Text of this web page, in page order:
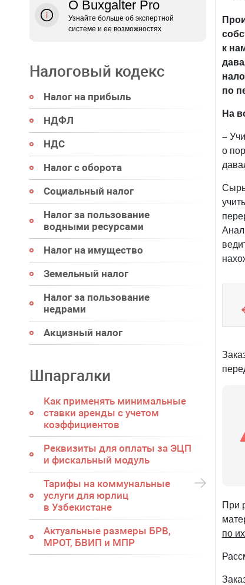
О Buxgalter Pro
Узнайте больше об экспертной
системе и ее возможностях
Налоговый кодекс
Налог на прибыль
НДФЛ
НДС
Налог с оборота
Социальный налог
Налог за пользование
водными ресурсами
Налог на имущество
Земельный налог
Налог за пользование
недрами
Акцизный налог
Шпаргалки
Как применять минимальные
ставки аренды с учетом
коэффициентов
Реквизиты для оплаты за ЭЦП
и фискальный модуль
Тарифы на коммунальные
услуги для юрлиц
в Узбекистане
Актуальные размеры БРВ,
МРОТ, БВИП и МПР
к
по
На
–
о
При
по